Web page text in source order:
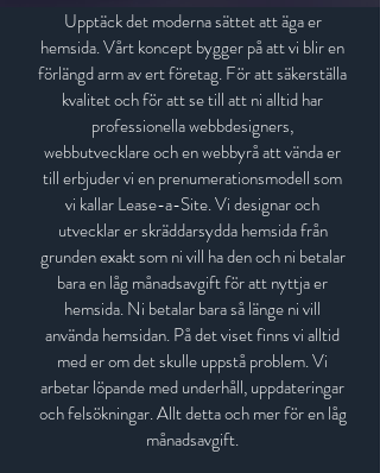
Upptäck det moderna sättet att äga er
hemsida. Vårt koncept bygger på att vi blir en
förlängd arm av ert företag. För att säkerställa
kvalitet och för att se till att ni alltid har
professionella webbdesigners,
webbutvecklare och en webbyrå att vända er
till erbjuder vi en prenumerationsmodell som
vi kallar Lease-a-Site. Vi designar och
utvecklar er skräddarsydda hemsida från
grunden exakt som ni vill ha den och ni betalar
bara en låg månadsavgift för att nyttja er
hemsida. Ni betalar bara så länge ni vill
använda hemsidan. På det viset finns vi alltid
med er om det skulle uppstå problem. Vi
arbetar löpande med underhåll, uppdateringar
och felsökningar. Allt detta och mer för en låg
månadsavgift.